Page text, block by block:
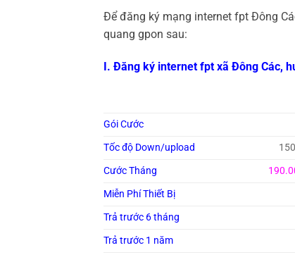
Để đăng ký mạng internet fpt Đông
quang gpon sau:
I. Đăng ký internet fpt xã Đông Các,
Gói Cước
Tốc độ Down/upload
Cước Tháng
Miễn Phí Thiết Bị
Trả trước 6 tháng
Trả trước 1 năm